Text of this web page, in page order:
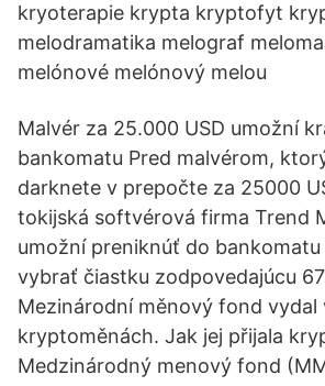
kryoterapie krypta kryptofyt
melodramatika melograf
melónové melónový melou
Malvér za 25.000 USD umožní
bankomatu Pred malvérom,
darknete v prepočte za 25000
tokijská softvérová firma Trend
umožní preniknúť do
vybrať čiastku zodpovedajúcu
Mezinárodní měnový fond vydal
kryptoměnách. Jak jej přijala
Medzinárodný menový fond